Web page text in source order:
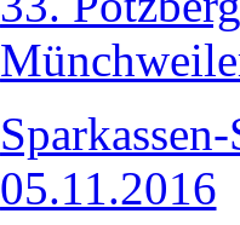
05.11.2016